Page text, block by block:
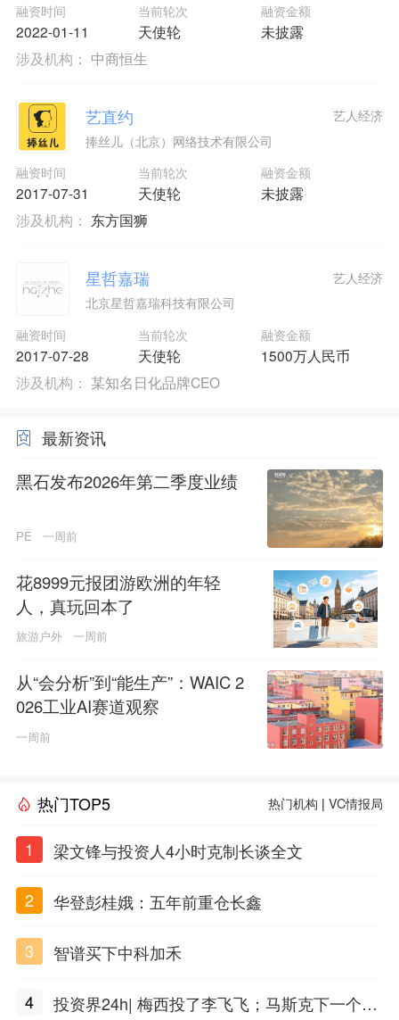
融资时间
2022-01-11
当前轮次
天使轮
融资金额
未披露
涉及机构： 中商恒生
艺直约
捧丝儿（北京）网络技术有限公司
融资时间
2017-07-31
当前轮次
天使轮
融资金额
未披露
艺人经济
涉及机构： 东方国狮
星哲嘉瑞
北京星哲嘉瑞科技有限公司
融资时间
2017-07-28
当前轮次
天使轮
融资金额
1500万人民币
艺人经济
涉及机构： 某知名日化品牌CEO
最新资讯
黑石发布2026年第二季度业绩
PE 一周前
花8999元报团游欧洲的年轻
人，真玩回本了
旅游户外 一周前
从“会分析”到“能生产”：WAIC 2
026工业AI赛道观察
一周前
热门TOP5 热门机构 |VC情报局
1 梁文锋与投资人4小时克制长谈全文
2 华登彭桂娥：五年前重仓长鑫
3 智谱买下中科加禾
4
投资界24h| 梅西投了李飞飞；马斯克下一个万